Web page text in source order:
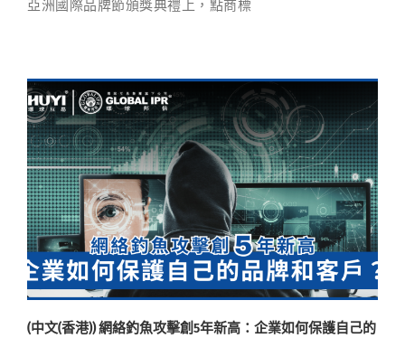
亞洲國際品牌節頒獎典禮上，點商標
(中文(香港)) 網絡釣魚攻擊創5年新高：企業如何保護自己的